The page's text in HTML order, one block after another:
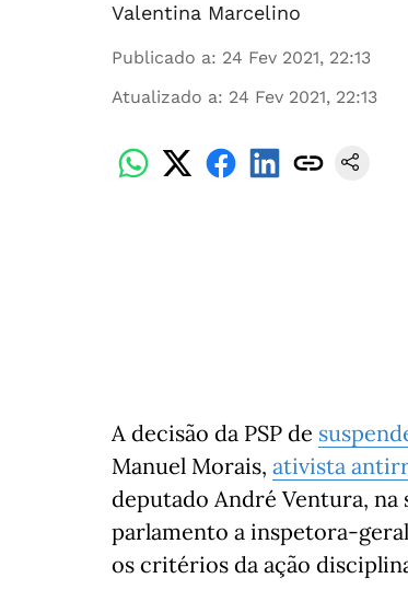
Valentina Marcelino
Publicado a: 24 Fev 2021, 22:13
Atualizado a: 24 Fev 2021, 22:13
A decisão da PSP de
Manuel Morais, ativista
deputado André Ventura, na
parlamento a inspetora-
os critérios da ação